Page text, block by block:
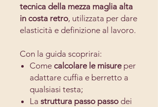
tecnica della mezza maglia alta
in costa retro, utilizzata per dare
elasticità e definizione al lavoro.
Con la guida scoprirai:
Come calcolare le misureper
adattare cuffia e berretto a
qualsiasi testa;
La struttura passo passo dei